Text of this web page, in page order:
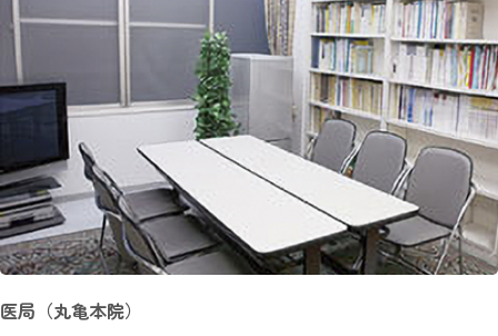
医局（丸亀本院）